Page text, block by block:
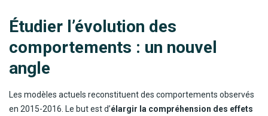
Étudier l’évolution des
comportements : un nouvel
angle
Les modèles actuels reconstituent des comportements observés
en 2015-2016. Le but est d’élargir la compréhension des effets